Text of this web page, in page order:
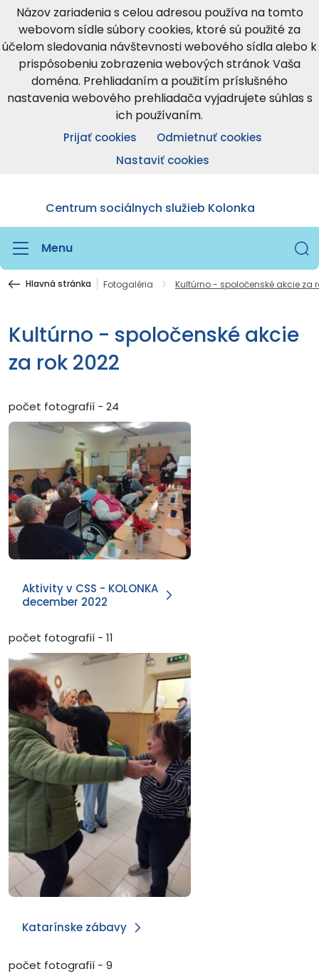
Názov zariadenia s celou adresou používa na tomto
webovom sídle súbory cookies, ktoré sú použité za
účelom sledovania návštevnosti webového sídla alebo k
prispôsobeniu zobrazenia webových stránok Vaša
doména. Prehliadaním a použitím príslušného
nastavenia webového prehliadača vyjadrujete súhlas s
ich používaním.
Prijať cookies
Odmietnuť cookies
Nastaviť cookies
Centrum sociálnych služieb Kolonka
Menu
Hlavná stránka Fotogaléria Kultúrno - spoločenské akcie za
Kultúrno - spoločenské akcie
za rok 2022
počet fotografií - 24
Aktivity v CSS - KOLONKA
december 2022
počet fotografií - 11
Katarínske zábavy
počet fotografií - 9